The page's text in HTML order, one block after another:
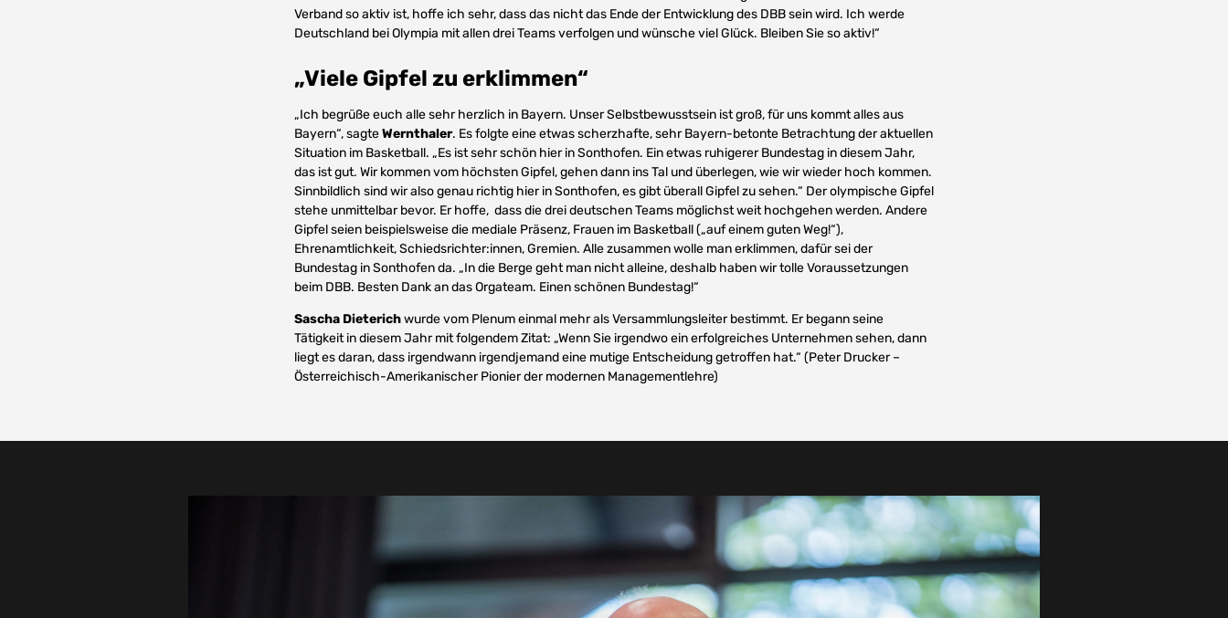
Verband so aktiv ist, hoffe ich sehr, dass das nicht das Ende der Entwicklung des DBB sein wird. Ich werde
Deutschland bei Olympia mit allen drei Teams verfolgen und wünsche viel Glück. Bleiben Sie so aktiv!“
„Viele Gipfel zu erklimmen“
„Ich begrüße euch alle sehr herzlich in Bayern. Unser Selbstbewusstsein ist groß, für uns kommt alles aus
Bayern“, sagteWernthaler. Es folgte eine etwas scherzhafte, sehr Bayern-betonte Betrachtung der aktuellen
Situation im Basketball. „Es ist sehr schön hier in Sonthofen. Ein etwas ruhigerer Bundestag in diesem Jahr,
das ist gut. Wir kommen vom höchsten Gipfel, gehen dann ins Tal und überlegen, wie wir wieder hoch kommen.
Sinnbildlich sind wir also genau richtig hier in Sonthofen, es gibt überall Gipfel zu sehen.“ Der olympische Gipfel
stehe unmittelbar bevor. Er hoffe, dass die drei deutschen Teams möglichst weit hochgehen werden. Andere
Gipfel seien beispielsweise die mediale Präsenz, Frauen im Basketball („auf einem guten Weg!“),
Ehrenamtlichkeit, Schiedsrichter:innen, Gremien. Alle zusammen wolle man erklimmen, dafür sei der
Bundestag in Sonthofen da. „In die Berge geht man nicht alleine, deshalb haben wir tolle Voraussetzungen
beim DBB. Besten Dank an das Orgateam. Einen schönen Bundestag!“
Sascha Dieterichwurde vom Plenum einmal mehr als Versammlungsleiter bestimmt. Er begann seine
Tätigkeit in diesem Jahr mit folgendem Zitat: „Wenn Sie irgendwo ein erfolgreiches Unternehmen sehen, dann
liegt es daran, dass irgendwann irgendjemand eine mutige Entscheidung getroffen hat.“ (Peter Drucker –
Österreichisch-Amerikanischer Pionier der modernen Managementlehre)